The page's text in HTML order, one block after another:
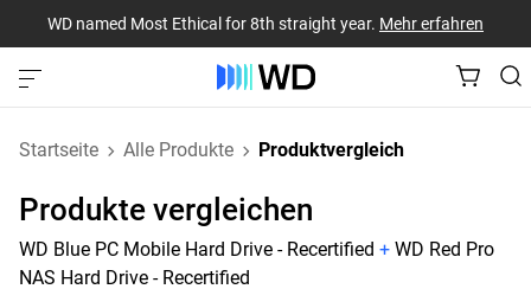
WD named Most Ethical for 8th straight year. Mehr erfahren
Startseite Alle Produkte Produktvergleich
Produkte vergleichen
WD Blue PC Mobile Hard Drive - Recertified + WD Red Pro
NAS Hard Drive - Recertified